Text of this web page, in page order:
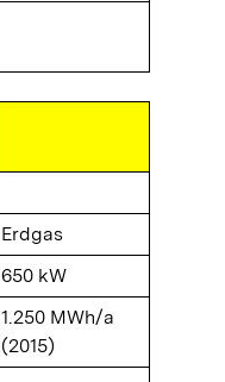
Erdgas
650 kW
1.250 MWh/a
(2015)